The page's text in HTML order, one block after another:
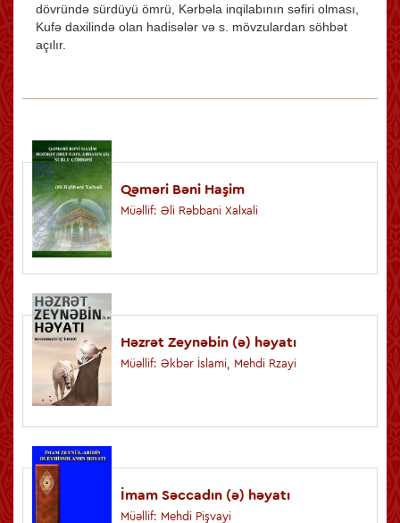
dövründə sürdüyü ömrü, Kərbəla inqilabının səfiri olması,
Kufə daxilində olan hadisələr və s. mövzulardan söhbət
açılır.
Qəməri Bəni Haşim
Müəllif: Əli Rəbbani Xalxali
Həzrət Zeynəbin (ə) həyatı
Müəllif: Əkbər İslami, Mehdi Rzayi
İmam Səccadın (ə) həyatı
Müəllif: Mehdi Pişvayi